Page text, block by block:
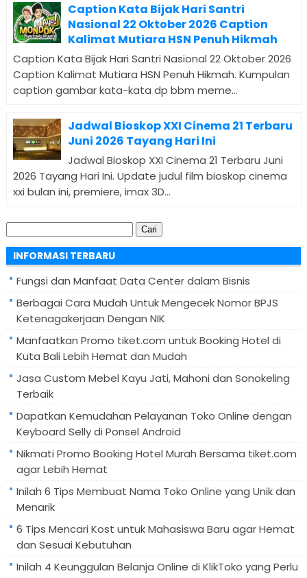
Caption Kata Bijak Hari Santri
Nasional 22 Oktober 2026 Caption
Kalimat Mutiara HSN Penuh Hikmah
Caption Kata Bijak Hari Santri Nasional 22 Oktober 2026
Caption Kalimat Mutiara HSN Penuh Hikmah. Kumpulan
caption gambar kata-kata dp bbm meme...
Jadwal Bioskop XXI Cinema 21 Terbaru
Juni 2026 Tayang Hari Ini
Jadwal Bioskop XXI Cinema 21 Terbaru Juni
2026 Tayang Hari Ini. Update judul film bioskop cinema
xxi bulan ini, premiere, imax 3D...
Cari
untuk:
INFORMASI TERBARU
Fungsi dan Manfaat Data Center dalam Bisnis
Berbagai Cara Mudah Untuk Mengecek Nomor BPJS
Ketenagakerjaan Dengan NIK
Manfaatkan Promo tiket.com untuk Booking Hotel di
Kuta Bali Lebih Hemat dan Mudah
Jasa Custom Mebel Kayu Jati, Mahoni dan Sonokeling
Terbaik
Dapatkan Kemudahan Pelayanan Toko Online dengan
Keyboard Selly di Ponsel Android
Nikmati Promo Booking Hotel Murah Bersama tiket.com
agar Lebih Hemat
Inilah 6 Tips Membuat Nama Toko Online yang Unik dan
Menarik
6 Tips Mencari Kost untuk Mahasiswa Baru agar Hemat
dan Sesuai Kebutuhan
Inilah 4 Keunggulan Belanja Online di KlikToko yang Perlu